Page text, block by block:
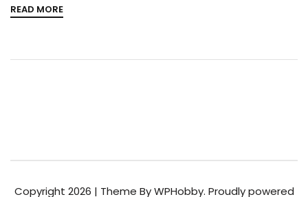
READ MORE
Copyright 2026 | Theme By WPHobby. Proudly powered